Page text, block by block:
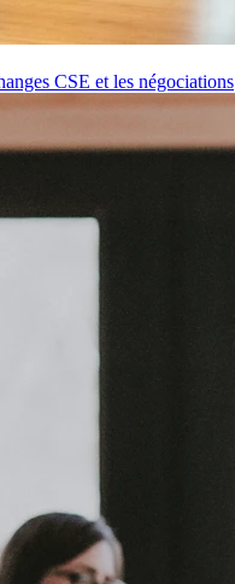
CSE et les négociations